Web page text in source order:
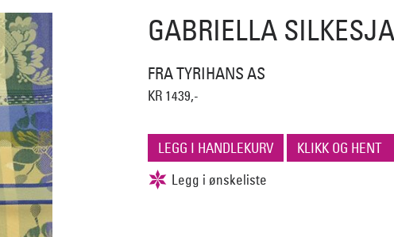
GABRIELLA
FRA TYRIHANS AS
KR 1439,-